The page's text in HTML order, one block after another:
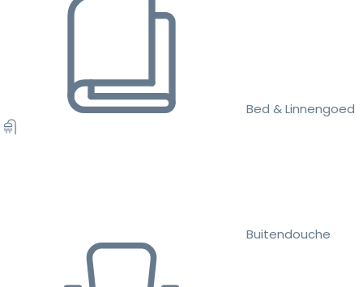
Bed & Linnengoed
Buitendouche